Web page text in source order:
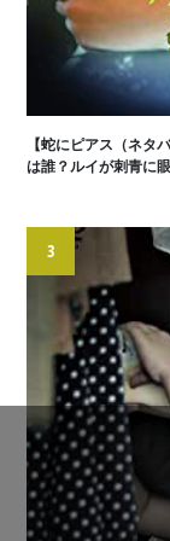
【蛇にピアス（ネタ
は誰？ルイが刺青に
3